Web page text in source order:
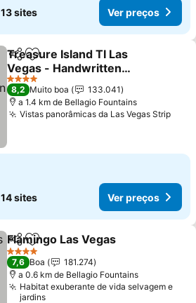
13 sites Ver preços
PartilharAdicionar aos favoritos
Treasure Island TI Las
Vegas - Handwritten
Collection
Ver preços
4 Estrelas
8,2 Muito boa
133.041
a 1.4 km de Bellagio Fountains
Vistas panorâmicas da Las Vegas StripVer
14 sites Ver preços
PartilharAdicionar aos favoritos
Flamingo Las Vegas
4 Estrelas
7,6 Boa
181.274
a 0.6 km de Bellagio Fountains
Habitat exuberante de vida selvagem e
jardins